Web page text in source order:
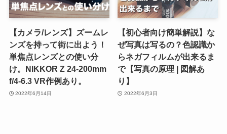
【カメラ/レンズ】ズームレ
ンズを持って街に出よう！
単焦点レンズとの使い分
け。NIKKOR Z 24-200mm
f/4-6.3 VR作例あり。
2022年6月14日
【初心者向け簡単解説】な
ぜ写真は写るの？色認識か
らネガフィルムが出来るま
で【写真の原理 | 図解あ
り】
2022年6月3日